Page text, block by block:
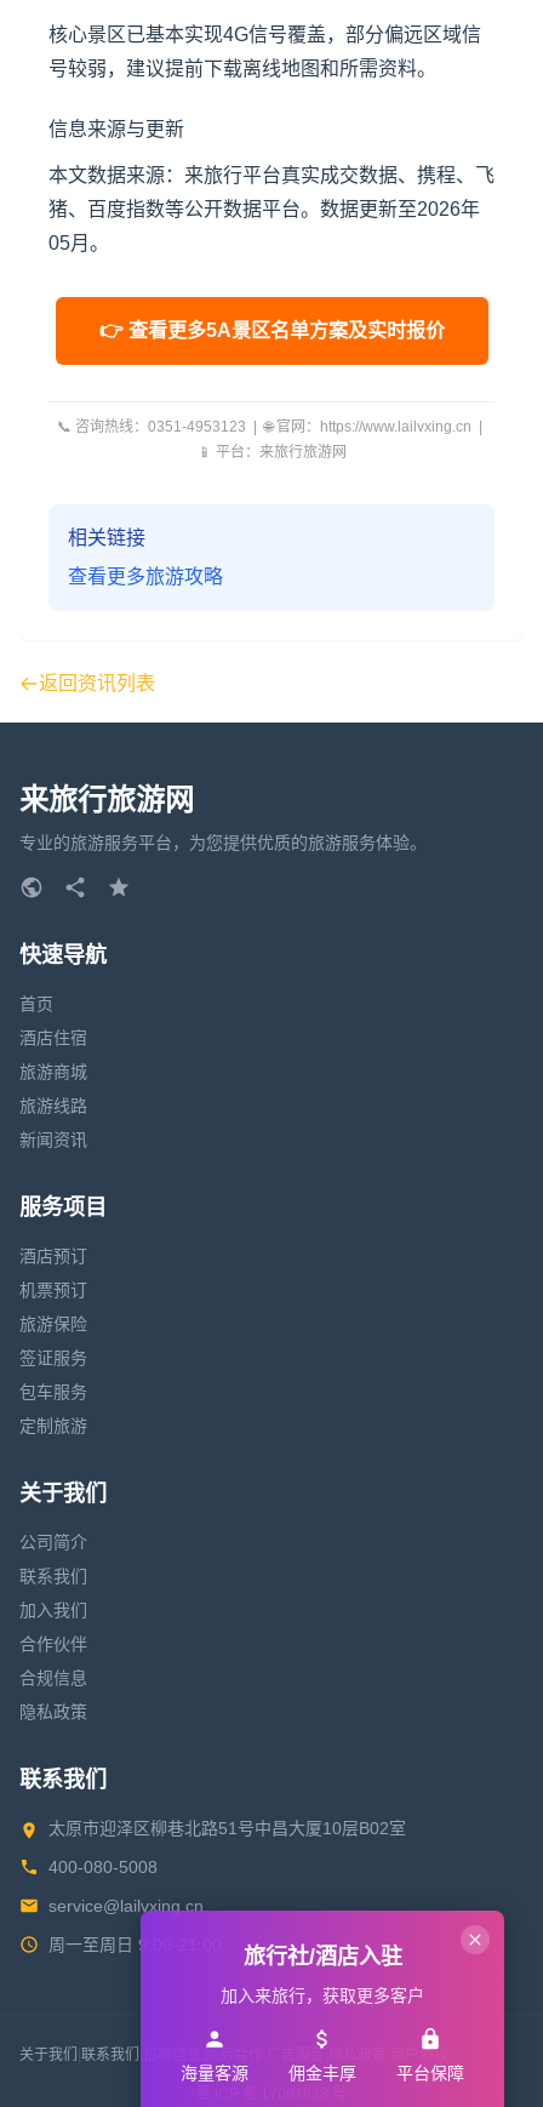
核心景区已基本实现4G信号覆盖，部分偏远区域信
号较弱，建议提前下载离线地图和所需资料。
信息来源与更新
本文数据来源：来旅行平台真实成交数据、携程、飞
猪、百度指数等公开数据平台。数据更新至2026年
05月。
👉 查看更多5A景区名单方案及实时报价
📞 咨询热线：0351-4953123 | 🌐 官网：https://www.lailvxing.cn |
📱 平台：来旅行旅游网
相关链接
查看更多旅游攻略
返回资讯列表
来旅行旅游网
专业的旅游服务平台，为您提供优质的旅游服务体验。
快速导航
首页
酒店住宿
旅游商城
旅游线路
新闻资讯
服务项目
酒店预订
机票预订
旅游保险
签证服务
包车服务
定制旅游
关于我们
公司简介
联系我们
加入我们
合作伙伴
合规信息
隐私政策
联系我们
太原市迎泽区柳巷北路51号中昌大厦10层B02室
400-080-5008
service@lailvxing.cn
周一至周日 9:00-21:00
关于我们 联系我们 用户协议
旅行社/酒店入驻
加入来旅行，获取更多客户
海量客源 佣金丰厚 平台保障